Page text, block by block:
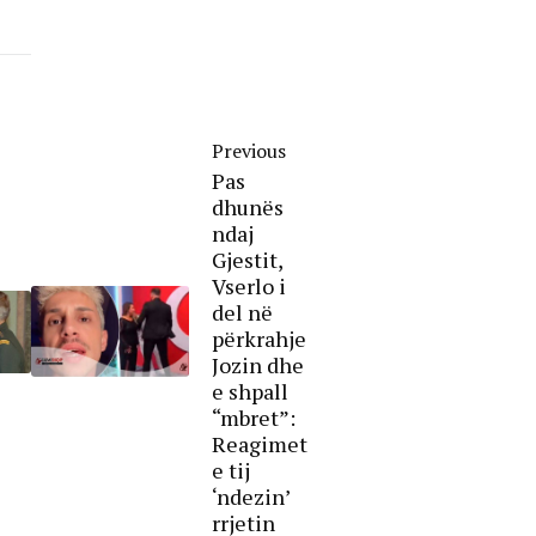
Previous
Pas
dhunës
ndaj
Gjestit,
Vserlo i
del në
përkrahje
Jozin dhe
e shpall
“mbret”:
Reagimet
e tij
‘ndezin’
rrjetin